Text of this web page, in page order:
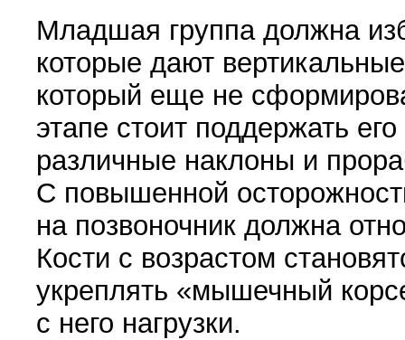
Младшая группа должна
которые дают
кото­рый еще не
этапе стоит поддержать
различные наклоны и
С повышен­ной
на позвоночник должна
Кости с возрастом
укреплять «мышечный
с него нагрузки.